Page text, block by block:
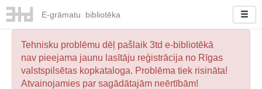
E-grāmatu bibliotēka
Tehnisku problēmu dēļ pašlaik 3td e-bibliotēkā
nav pieejama jaunu lasītāju reģistrācija no Rīgas
valstspilsētas kopkataloga. Problēma tiek risināta!
Atvainojamies par sagādātajām neērtībām!